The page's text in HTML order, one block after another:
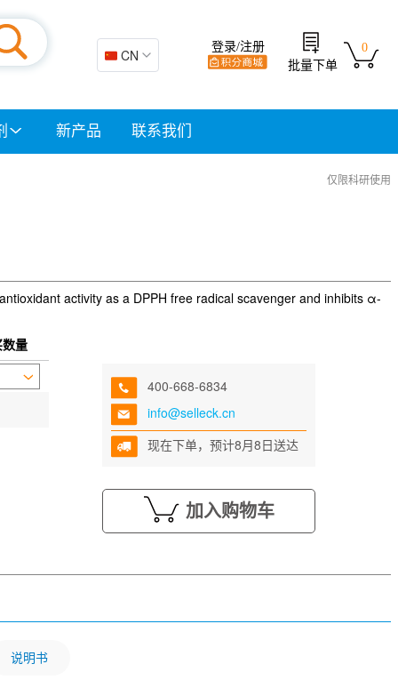
🇨🇳 CN
0
批量下单
登录/注册
新产品 联系我们
仅限科研使用
activity as a DPPH free radical scavenger and inhibits α-
量
400-668-6834
info@selleck.cn
现在下单，预计8月8日送达
加入购物车
说明书